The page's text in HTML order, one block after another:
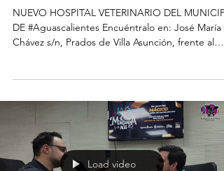
NUEVO HOSPITAL VETERINARIO DEL
DE #Aguascalientes Encuéntralo en: José María
Chávez s/n, Prados de Villa Asunción, frente al
Load video